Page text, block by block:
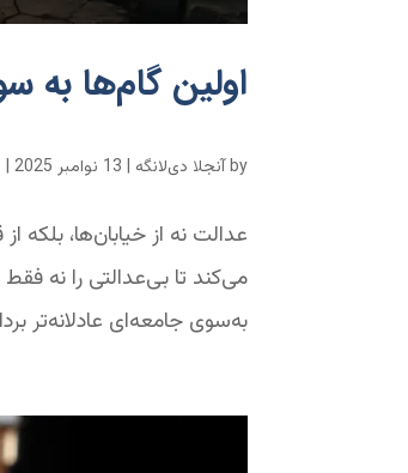
اولین گام‌ها به
by آنجلا دی‌لانگه | 13 نوامبر 2025 |
عدالت نه از خیابان‌ها، بلکه
می‌کند تا بی‌عدالتی را نه
به‌سوی جامعه‌ای عادلانه‌تر